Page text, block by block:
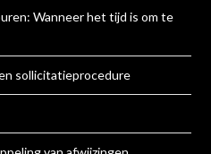
Wanneer het tijd is om te
sollicitatieprocedure